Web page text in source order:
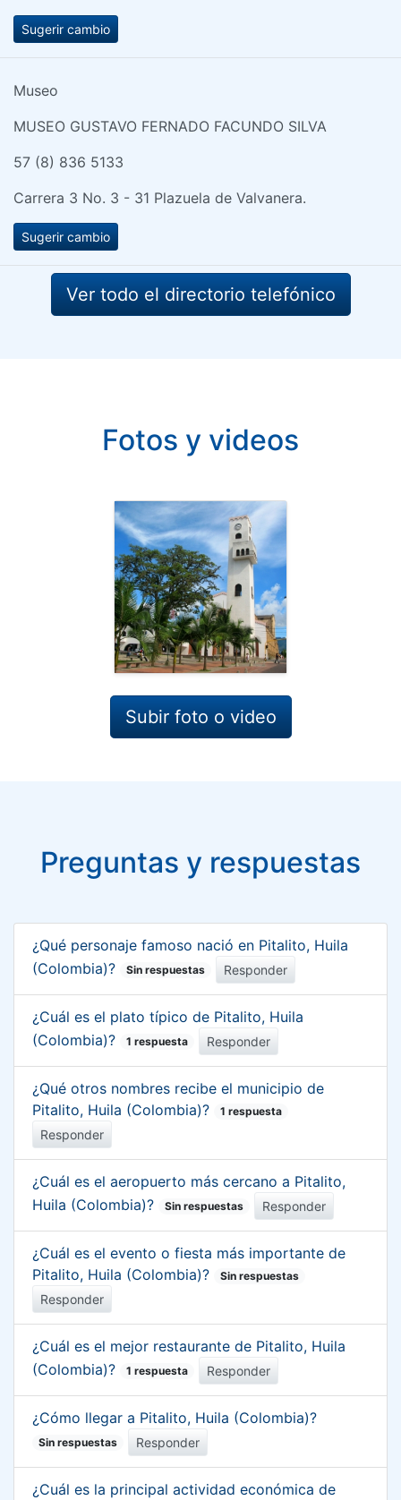
Sugerir cambio
Museo
MUSEO GUSTAVO FERNADO FACUNDO SILVA
57 (8) 836 5133
Carrera 3 No. 3 - 31 Plazuela de Valvanera.
Sugerir cambio
Ver todo el directorio telefónico
Fotos y videos
Subir foto o video
Preguntas y respuestas
¿Qué personaje famoso nació en Pitalito, Huila
(Colombia)?
Sin respuestas Responder
¿Cuál es el plato típico de Pitalito, Huila
(Colombia)?
1 respuesta Responder
¿Qué otros nombres recibe el municipio de
Pitalito, Huila (Colombia)?
1 respuesta
Responder
¿Cuál es el aeropuerto más cercano a Pitalito,
Huila (Colombia)?
Sin respuestas Responder
¿Cuál es el evento o fiesta más importante de
Pitalito, Huila (Colombia)?
Sin respuestas
Responder
¿Cuál es el mejor restaurante de Pitalito, Huila
(Colombia)?
1 respuesta Responder
¿Cómo llegar a Pitalito, Huila (Colombia)?
Sin respuestas Responder
¿Cuál es la principal actividad económica de